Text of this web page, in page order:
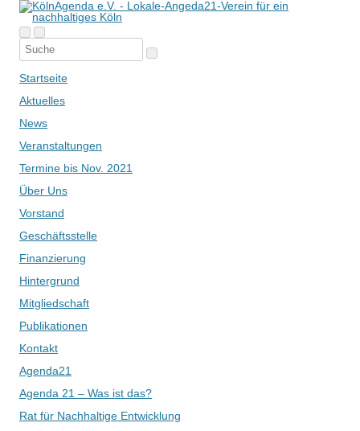
Startseite
Aktuelles
News
Veranstaltungen
Termine bis Nov. 2021
Über Uns
Vorstand
Geschäftsstelle
Finanzierung
Hintergrund
Mitgliedschaft
Publikationen
Kontakt
Agenda21
Agenda 21 – Was ist das?
Rat für Nachhaltige Entwicklung